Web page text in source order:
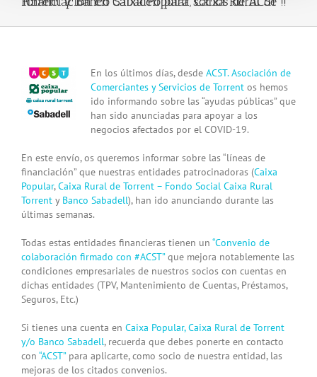
View
Larger
Image
En los últimos días, desde ACST. Asociación de
Comerciantes y Servicios de Torrentos hemos
ido informando sobre las “ayudas públicas” que
han sido anunciadas para apoyar a los
negocios afectados por el COVID-19.
En este envío, os queremos informar sobre las “líneas de
financiación” que nuestras entidades patrocinadoras (Caixa
Popular,Caixa Rural de Torrent – Fondo Social Caixa Rural
Torrent y Banco Sabadell), han ido anunciando durante las
últimas semanas.
Todas estas entidades financieras tienen un “Convenio de
colaboración firmado con #ACST”que mejora notablemente las
condiciones empresariales de nuestros socios con cuentas en
dichas entidades (TPV, Mantenimiento de Cuentas, Préstamos,
Seguros, Etc.)
Si tienes una cuenta en Caixa Popular, Caixa Rural de Torrent
y/o Banco Sabadell, recuerda que debes ponerte en contacto
con “ACST”para aplicarte, como socio de nuestra entidad, las
mejoras de los citados convenios.